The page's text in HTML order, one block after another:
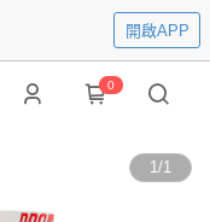
開啟APP
0
1/1